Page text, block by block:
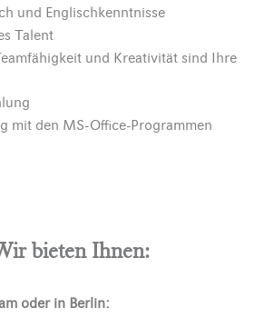
und Englischkenntnisse
Talent
und Kreativität sind Ihre
mit den MS-Office-Programmen
bieten Ihnen:
oder in Berlin: